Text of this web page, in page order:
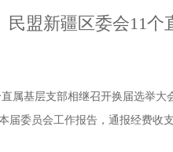
民盟新疆区委会11个
属基层支部相继召开换届选举
届委员会工作报告，通报经费收